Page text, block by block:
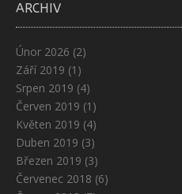
ARCHIV
Únor 2026 (2)
Září 2019 (1)
Srpen 2019 (4)
Červen 2019 (1)
Květen 2019 (4)
Duben 2019 (3)
Březen 2019 (3)
Červenec 2018 (6)